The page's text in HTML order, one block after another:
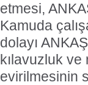
etmesi,
Kamuda
dolayı
kılavuzluk
evirilmesinin